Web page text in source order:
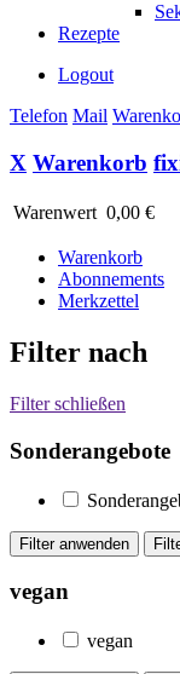
Rezepte
Logout
Telefon Mail
X Warenkorb
Warenwert 0,00 €
Warenkorb
Abonnements
Merkzettel
Filter nach
Filter schließen
Sonderangebote
vegan
vegan